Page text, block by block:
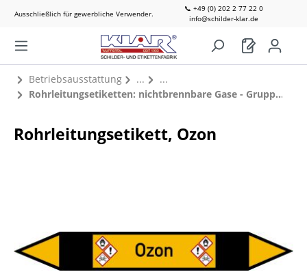
Ausschließlich für gewerbliche Verwender.
📞 +49 (0) 202 2 77 22 0
info@schilder-klar.de
Betriebsausstattung
Rohrleitungsetiketten: nichtbrennbare Gase - Gruppe 5
Rohrleitungsetikett, Ozon